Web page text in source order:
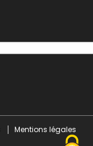
Mentions légales